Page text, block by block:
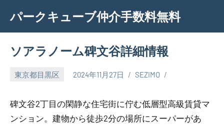
content
パークキューブ仲介手数料無料
ソアラノーム碑文谷詳細情報
東京都目黒区 2024年11月27日 SEZIMO
碑文谷2丁目の閑静な住宅街に佇む低層型高級賃貸マ
ンション。建物から徒歩2分の場所にスーパーがあ